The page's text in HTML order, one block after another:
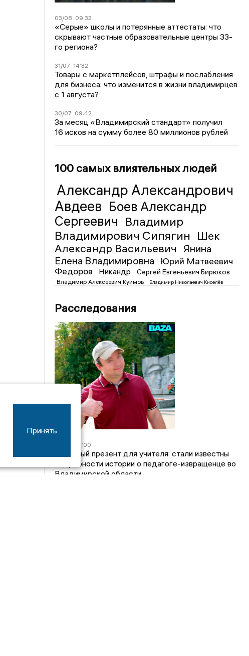
03/08 09:32
«Серые» школы и потерянные аттестаты: что
скрывают частные образовательные центры 33-
го региона?
31/07 14:32
Товары с маркетплейсов, штрафы и послабления
для бизнеса: что изменится в жизни владимирцев
с 1 августа?
30/07 09:42
За месяц «Владимирский стандарт» получил
16 исков на сумму более 80 миллионов рублей
100 самых влиятельных людей
Александр Александрович
Авдеев Боев Александр
Сергеевич Владимир
Владимирович Сипягин Шек
Александр Васильевич
Янина
Елена Владимировна
Юрий Матвеевич
Федоров
Никандр Сергей Евгеньевич Бирюков
Владимир Алексеевич Куимов Владимир Николаевич Киселёв
Расследования
17:00
Странный презент для учителя: стали известны
подробности истории о педагоге-извращенце во
Владимирской области
Принять